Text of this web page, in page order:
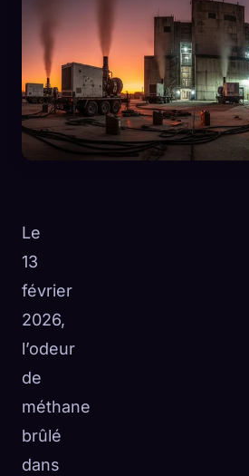
Le
13
février
2026,
l’odeur
de
méthane
brûlé
dans